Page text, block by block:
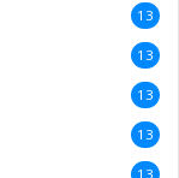
13
13
13
13
13